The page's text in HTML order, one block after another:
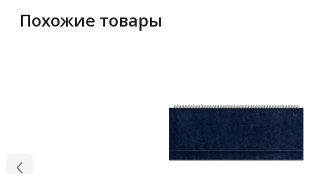
Похожие товары